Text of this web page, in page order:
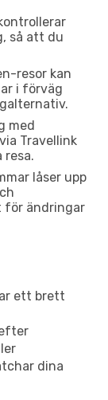
så att du
resor kan
i förväg
med
Travellink
resa.
låser upp
för ändringar
ett brett
dina